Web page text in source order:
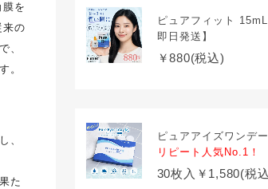
を
来の
、
。
、
た
ピュアフィット
即日発送】
￥880(税込)
ピュアアイズワンデ
リピート人気No.1！
30枚入￥1,580(税